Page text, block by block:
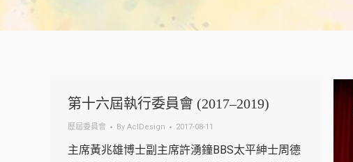
第十六屆執行委員會 (2017–2019)
歷屆委員會 By AclDesign 2017-08-11
主席黃兆雄博士副主席許湧鐘BBS太平紳士周德